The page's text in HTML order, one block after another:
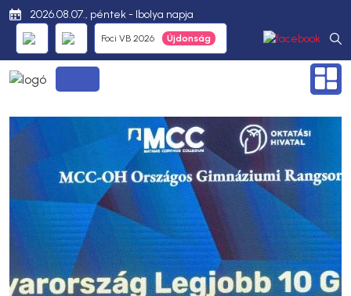
2026.08.07., péntek - Ibolya napja
Foci VB 2026